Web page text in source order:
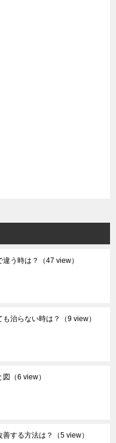
う時は？ （47 view）
治らない時は？ （9 view）
図 （6 view）
する方法は？ （5 view）